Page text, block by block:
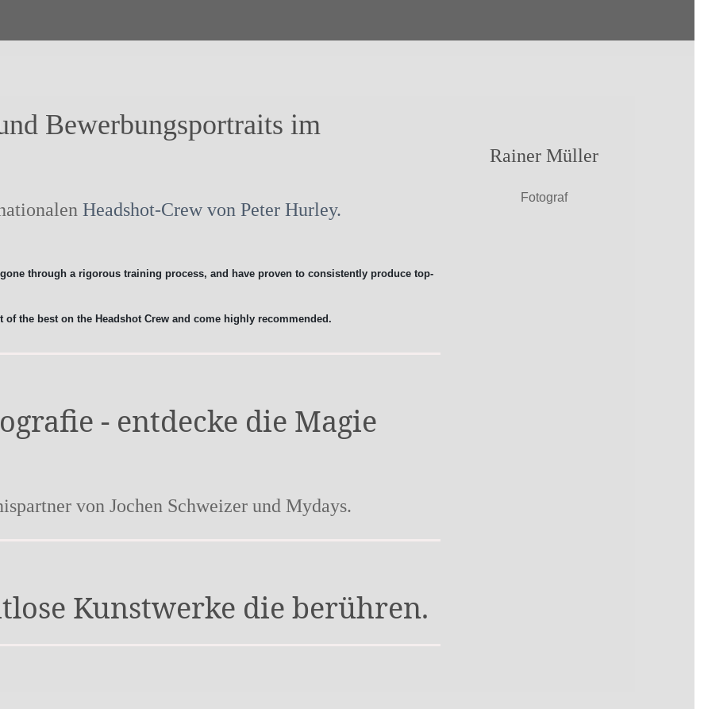
Bewerbungsportraits im
Headshot-Crew von Peter Hurley.
through a rigorous training process, and have proven to consistently produce top-
of the best on the Headshot Crew and come highly recommended.
- entdecke die Magie
von Jochen Schweizer und Mydays.
Kunstwerke die berühren.
Rainer Müller
Fotograf